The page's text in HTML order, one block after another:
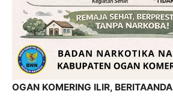
OGAN KOMERING ILIR, BERITAANDA